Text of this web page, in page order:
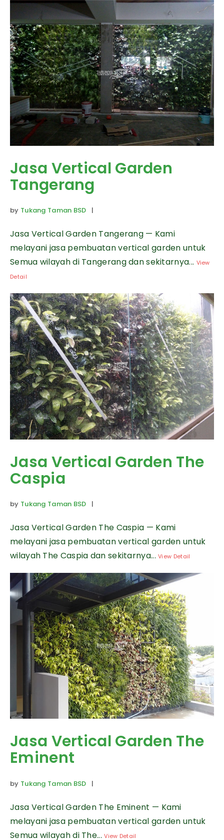
Jasa Vertical Garden
Tangerang
by Tukang Taman BSD |
Jasa Vertical Garden Tangerang — Kami
melayani jasa pembuatan vertical garden untuk
Semua wilayah di Tangerang dan sekitarnya... View
Detail
Jasa Vertical Garden The
Caspia
by Tukang Taman BSD |
Jasa Vertical Garden The Caspia — Kami
melayani jasa pembuatan vertical garden untuk
wilayah The Caspia dan sekitarnya...View Detail
Jasa Vertical Garden The
Eminent
by Tukang Taman BSD |
Jasa Vertical Garden The Eminent — Kami
melayani jasa pembuatan vertical garden untuk
Semua wilayah di The...View Detail